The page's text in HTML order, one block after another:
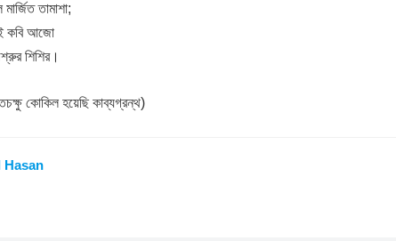
তামাশা;
কবি আজো
শিশির।
কোকিল হয়েছি কাব্যগ্রন্থ)
Hasan